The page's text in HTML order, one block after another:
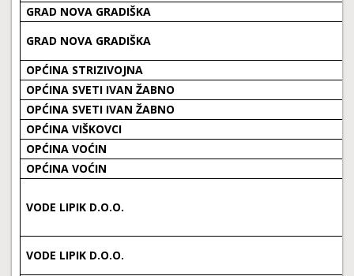
GRAD NOVA GRADIŠKA
GRAD NOVA GRADIŠKA
OPĆINA STRIZIVOJNA
OPĆINA SVETI IVAN ŽABNO
OPĆINA SVETI IVAN ŽABNO
OPĆINA VIŠKOVCI
OPĆINA VOĆIN
OPĆINA VOĆIN
VODE LIPIK D.O.O.
VODE LIPIK D.O.O.